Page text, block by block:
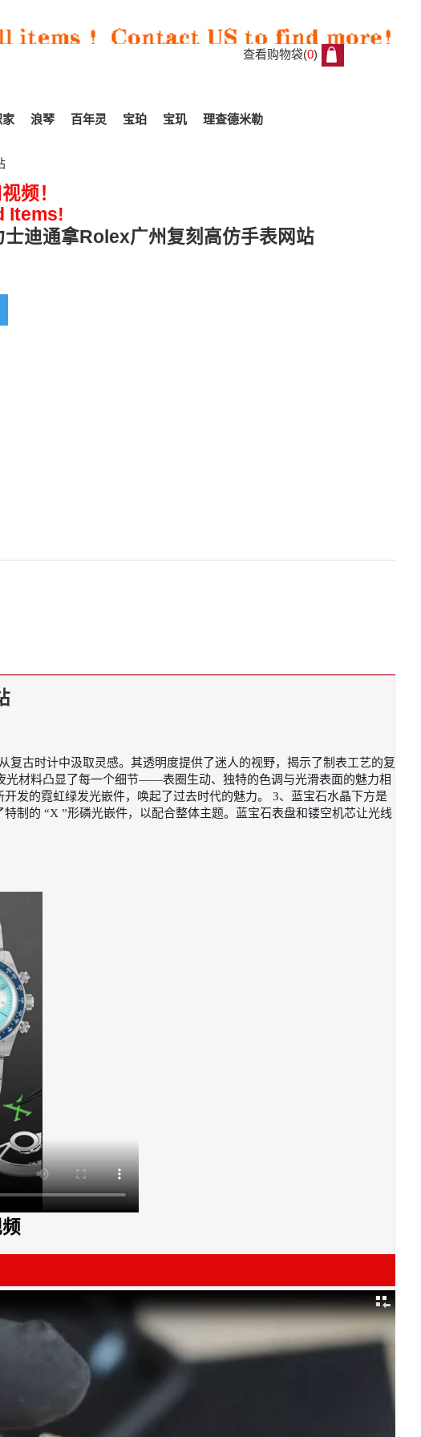
查看购物袋(0)
家 浪琴 百年灵 宝珀 宝玑 理查德米勒
频！
Items!
迪通拿Rolex广州复刻高仿手表网站
复古时计中汲取灵感。其透明度提供了迷人的视野，揭示了制表工艺的复
光材料凸显了每一个细节——表圈生动、独特的色调与光滑表面的魅力相
发的霓虹绿发光嵌件，唤起了过去时代的魅力。 3、蓝宝石水晶下方是
制的 “X ”形磷光嵌件，以配合整体主题。蓝宝石表盘和镂空机芯让光线